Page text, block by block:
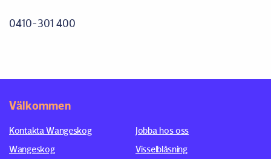
0410-301 400
Välkommen
Kontakta Wangeskog
Jobba hos oss
Wangeskog
Visselblåsning